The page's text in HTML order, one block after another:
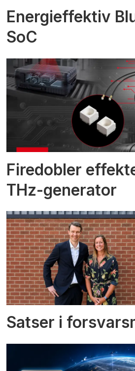
Energieffektiv
SoC
Firedobler
THz-generator
Satser i